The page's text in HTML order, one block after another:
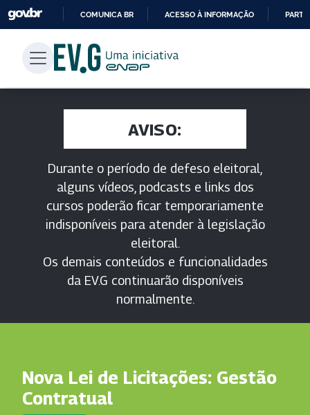
PARA
CONTEÚDO
COMUNICA BR ACESSO À INFORMAÇÃO
AVISO:
Durante o período de defeso eleitoral,
alguns vídeos, podcasts e links dos
cursos poderão ficar temporariamente
indisponíveis para atender à legislação
eleitoral.
Os demais conteúdos e funcionalidades
da EV.G continuarão disponíveis
normalmente.
Nova Lei de Licitações: Gestão
Contratual